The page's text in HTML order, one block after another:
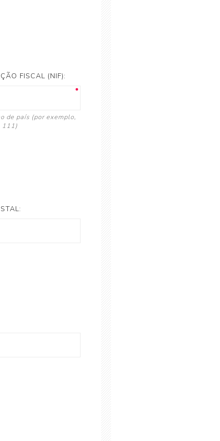
FISCAL (NIF):
de país (por exemplo,
111)